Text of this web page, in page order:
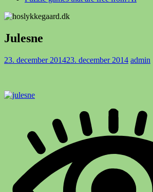
Julesne
23. december 201423. december 2014 admin